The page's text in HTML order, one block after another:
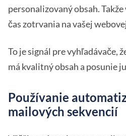
personalizovaný obsah.
čas zotrvania na vašej
To je signál pre vyhľadávače,
má kvalitný obsah a posunie
Používanie
mailových sekvencií